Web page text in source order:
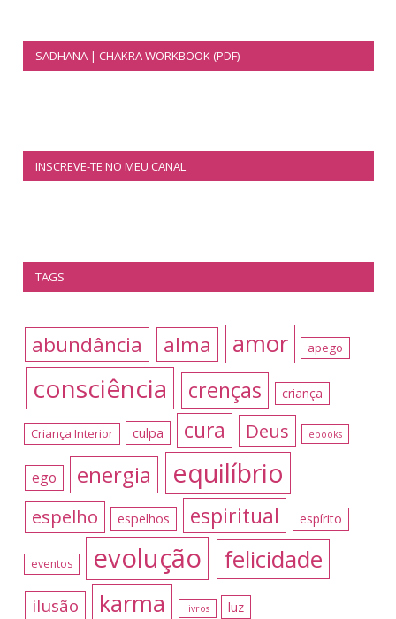
SADHANA | CHAKRA WORKBOOK (PDF)
INSCREVE-TE NO MEU CANAL
TAGS
abundância alma amor apego
consciência crenças criança
Criança Interior culpa cura Deus ebooks
ego energia equilíbrio
espelho espelhos espiritual espírito
eventos evolução felicidade
ilusão karma livros luz